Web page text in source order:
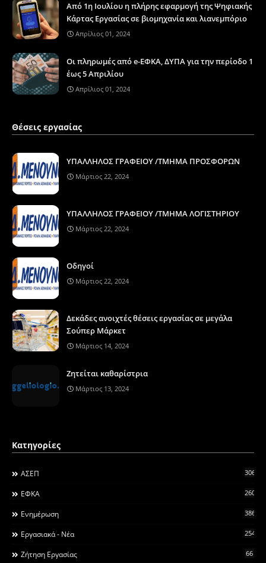
Από 1η Ιουλίου η πλήρης εφαρμογή της Ψηφιακής
Κάρτας Εργασίας σε βιομηχανία και λιανεμπόριο
Απρίλιος 01, 2024
Οι πληρωμές από e-ΕΦΚΑ, ΔΥΠΑ για την περίοδο 1
έως 5 Απριλίου
Απρίλιος 01, 2024
Θέσεις εργασίας
ΥΠΑΛΛΗΛΟΣ ΓΡΑΦΕΙΟΥ /ΤΜΗΜΑ ΠΡΟΣΦΟΡΩΝ
Μάρτιος 22, 2024
ΥΠΑΛΛΗΛΟΣ ΓΡΑΦΕΙΟΥ /ΤΜΗΜΑ ΛΟΓΙΣΤΗΡΙΟΥ
Μάρτιος 22, 2024
Οδηγοί
Μάρτιος 22, 2024
Δεκάδες ανοιχτές θέσεις εργασίας σε μεγάλα
Σούπερ Μάρκετ
Μάρτιος 14, 2024
Ζητείται καθαρίστρια
Μάρτιος 13, 2024
Κατηγορίες
ΑΣΕΠ 306
ΕΦΚΑ 260
Ενημέρωση 3868
Εργασιακά - Νέα 2546
Ζήτηση Εργασίας 66